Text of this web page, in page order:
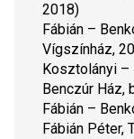
2018)
Fábián –
Vígszínház,
Kosztolányi –
Benczúr Ház,
Fábián –
Fábián Péter,